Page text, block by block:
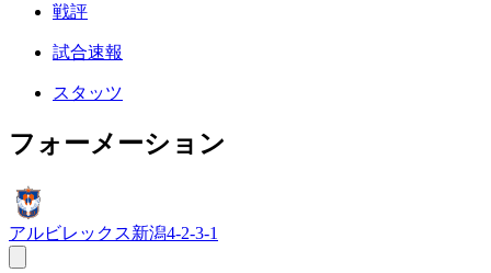
戦評
試合速報
スタッツ
フォーメーション
アルビレックス新潟4-2-3-1